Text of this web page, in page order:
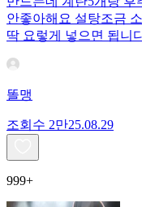
안좋아해요 설탕조금
딱 요렇게 넣으면 됩니
똘맹
조회수 2만25.08.29
999+